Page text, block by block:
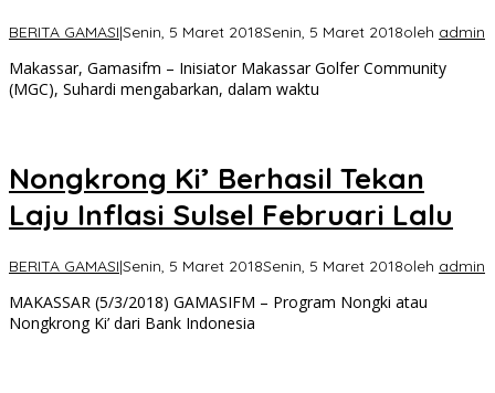
BERITA GAMASI|Senin, 5 Maret 2018Senin, 5 Maret 2018oleh admin
Makassar, Gamasifm – Inisiator Makassar Golfer Community
(MGC), Suhardi mengabarkan, dalam waktu
Nongkrong Ki’ Berhasil Tekan
Laju Inflasi Sulsel Februari Lalu
BERITA GAMASI|Senin, 5 Maret 2018Senin, 5 Maret 2018oleh admin
MAKASSAR (5/3/2018) GAMASIFM – Program Nongki atau
Nongkrong Ki’ dari Bank Indonesia